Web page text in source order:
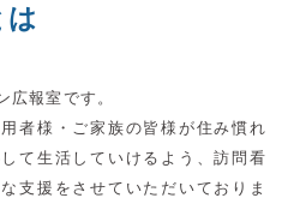
広報室です。
者様・ご家族の皆様が住み慣れ
て生活していけるよう、訪問看
支援をさせていただいておりま